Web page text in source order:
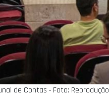
de Contas ‧ Foto: Reprodução